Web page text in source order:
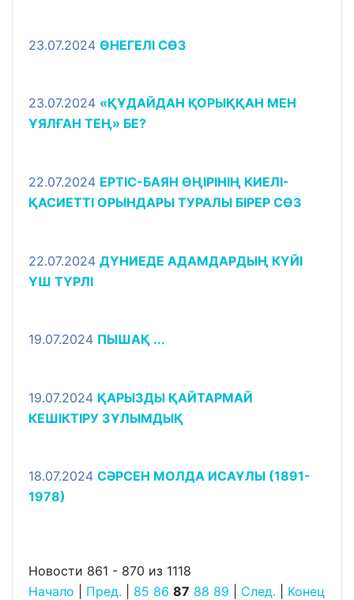
23.07.2024 ӨНЕГЕЛІ СӨЗ
23.07.2024 «ҚҰДАЙДАН ҚОРЫҚҚАН МЕН
ҰЯЛҒАН ТЕҢ» БЕ?
22.07.2024 ЕРТІС-БАЯН ӨҢІРІНІҢ КИЕЛІ-
ҚАСИЕТТІ ОРЫНДАРЫ ТУРАЛЫ БІРЕР СӨЗ
22.07.2024 ДҮНИЕДЕ АДАМДАРДЫҢ КҮЙІ
ҮШ ТҮРЛІ
19.07.2024 ПЫШАҚ ...
19.07.2024 ҚАРЫЗДЫ ҚАЙТАРМАЙ
КЕШІКТІРУ ЗҰЛЫМДЫҚ
18.07.2024 СӘРСЕН МОЛДА ИСАҰЛЫ (1891-
1978)
Новости 861 - 870 из 1118
Начало
Пред. 85 86 87 88 89 След. Конец